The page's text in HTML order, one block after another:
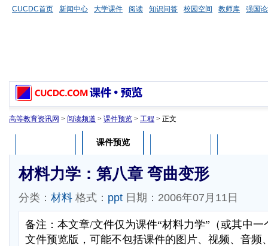
CUCDC首页 新闻中心 大学课件 阅读 知识问答 校园空间 教师库 强国
高等教育资讯网 > 阅读频道 > 课件预览 > 工程 > 正文
课件预览
材料力学：第八章 弯曲变形
分类： 材料 格式： ppt 日期：2006年07月11日
备注：本文章/文件仅为课件“材料力学”（或其中
文件预览版，可能不包括课件的图片、视频、音频